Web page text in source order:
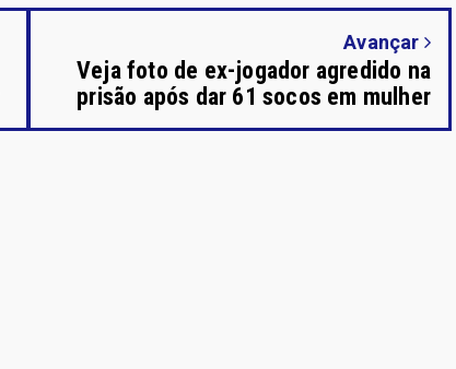
Avançar
Veja foto de ex-jogador agredido na
prisão após dar 61 socos em mulher